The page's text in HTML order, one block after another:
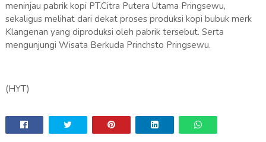
meninjau pabrik kopi PT.Citra Putera Utama Pringsewu,
sekaligus melihat dari dekat proses produksi kopi bubuk merk
Klangenan yang diproduksi oleh pabrik tersebut. Serta
mengunjungi Wisata Berkuda Princhsto Pringsewu.
(HYT)